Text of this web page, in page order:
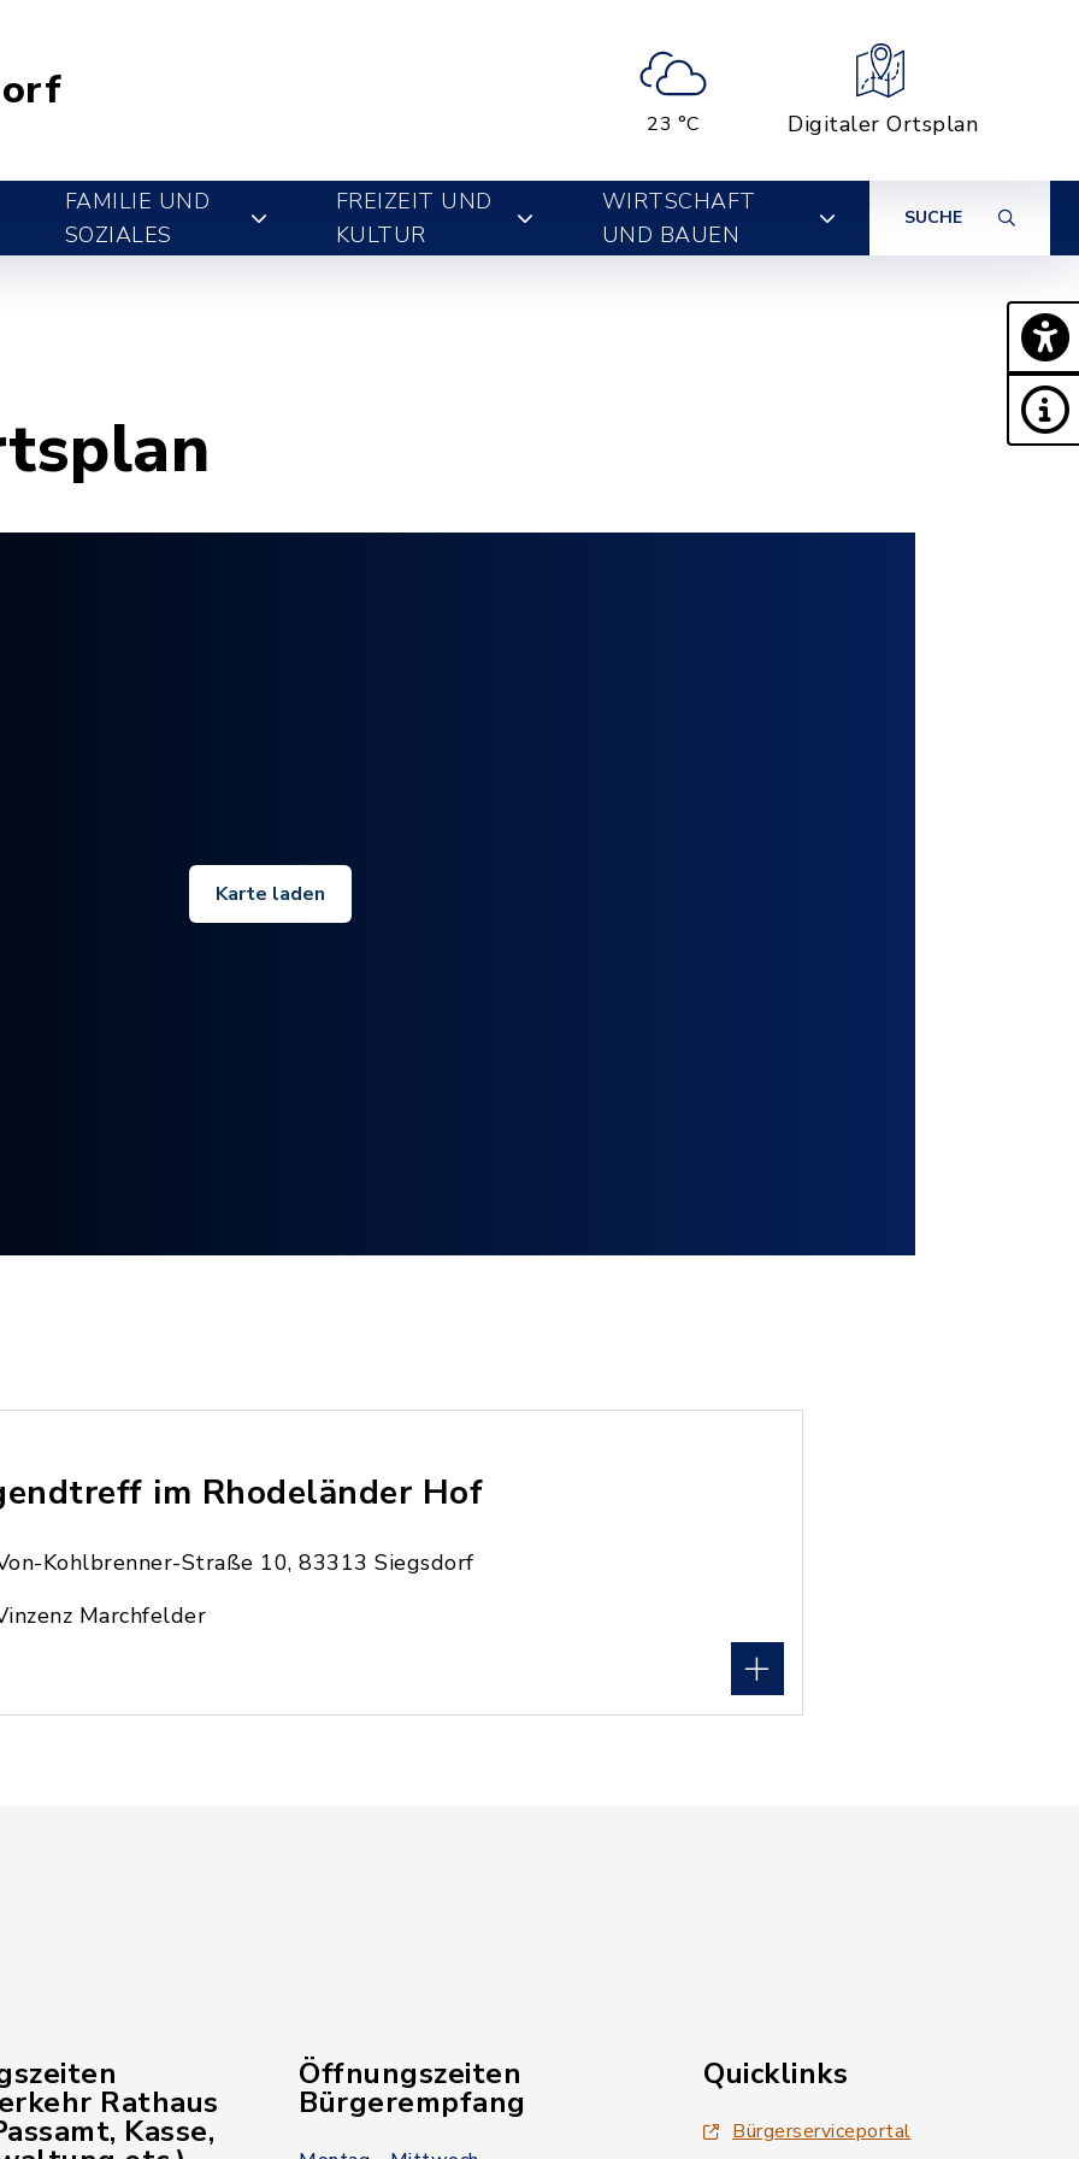
23 °C Digitaler Ortsplan
FAMILIE UND
SOZIALES
FREIZEIT UND
KULTUR
WIRTSCHAFT
UND BAUEN
SUCHE
Karte laden
im Rhodeländer Hof
Kohlbrenner-Straße 10, 83313 Siegsdorf
Marchfelder
Rathaus
Kasse,
Öffnungszeiten
Bürgerempfang
Quicklinks
Bürgerserviceportal